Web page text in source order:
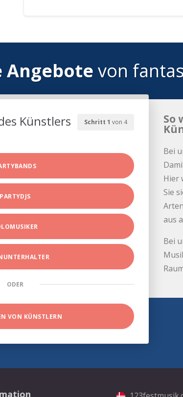
Angebote von
Schritt 1 von 4
Künstlers
PARTYDJS
ODER
VON KÜNSTLERN
So
Bei
Hier
Sie
aus
Bei